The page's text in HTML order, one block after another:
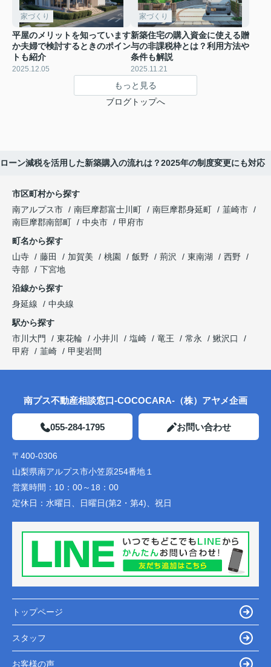
家づくり
平屋のメリットを知っています
か夫婦で検討するときのポイン
トも紹介
2025.12.05
家づくり
新築住宅の購入資金に使える贈
与の非課税枠とは？利用方法や
条件も解説
2025.11.21
もっと見る
ブログトップへ
ーン減税を活用した新築購入の流れは？2025年の制度変更にも対応
市区町村から探す
南アルプス市
南巨摩郡富士川町 南巨摩郡身延町
韮崎市
南巨摩郡南部町
中央市
甲府市
町名から探す
山寺
藤田 加賀美 桃園 飯野 荊沢 東南湖
西野
寺部
下宮地
沿線から探す
身延線
中央線
駅から探す
市川大門
東花輪 小井川 塩崎 竜王 常永
鰍沢口
甲府
韮崎 甲斐岩間
南プス不動産相談窓口-COCOCARA-（株）アヤメ企画
055-284-1795 お問い合わせ
〒400-0306
山梨県南アルプス市小笠原254番地１
営業時間： 10：00～18：00
定休日： 水曜日、日曜日(第2・第4)、祝日
トップページ
スタッフ
お客様の声